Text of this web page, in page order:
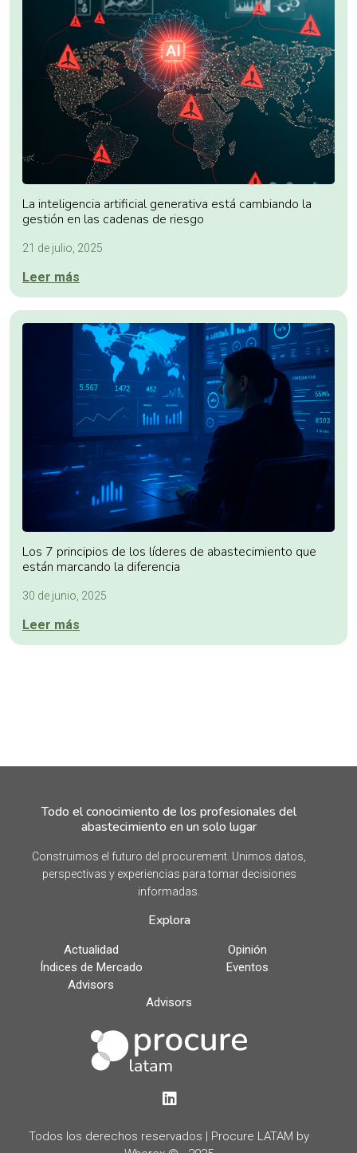
La inteligencia artificial generativa está cambiando la
gestión en las cadenas de riesgo
21 de julio, 2025
Leer más
Los 7 principios de los líderes de abastecimiento que
están marcando la diferencia
30 de junio, 2025
Leer más
Todo el conocimiento de los profesionales del
abastecimiento en un solo lugar
Construimos el futuro del procurement. Unimos datos,
perspectivas y experiencias para tomar decisiones
informadas.
Explora
Actualidad
Opinión
Índices de Mercado
Eventos
Advisors
Advisors
LinkedIn
Todos los derechos reservados | Procure LATAM by